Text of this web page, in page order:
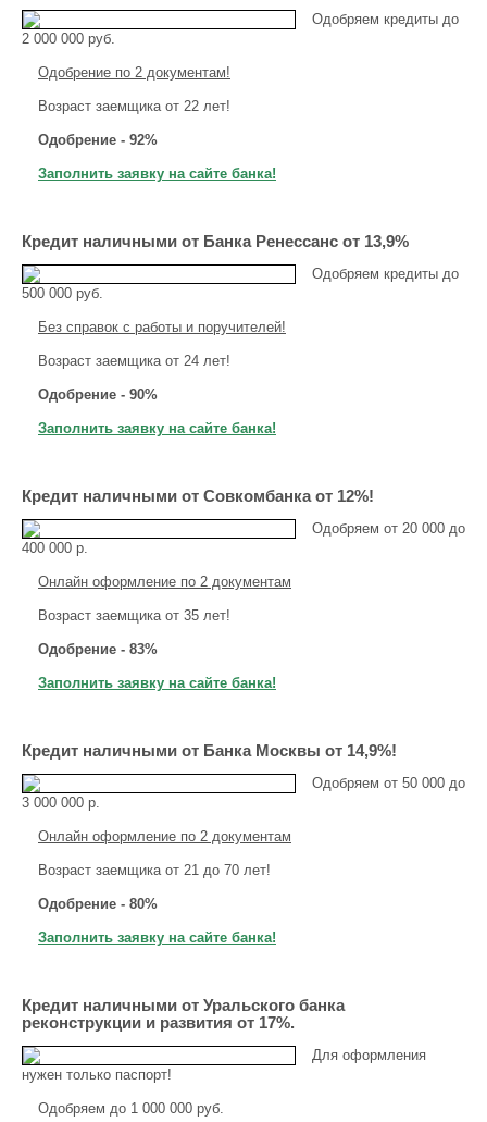
Одобряем кредиты до
2 000 000 руб.
Одобрение по 2 документам!
Возраст заемщика от 22 лет!
Одобрение - 92%
Заполнить заявку на сайте банка!
Кредит наличными от Банка Ренессанс от 13,9%
Одобряем кредиты до
500 000 руб.
Без справок с работы и поручителей!
Возраст заемщика от 24 лет!
Одобрение - 90%
Заполнить заявку на сайте банка!
Кредит наличными от Совкомбанка от 12%!
Одобряем от 20 000 до
400 000 р.
Онлайн оформление по 2 документам
Возраст заемщика от 35 лет!
Одобрение - 83%
Заполнить заявку на сайте банка!
Кредит наличными от Банка Москвы от 14,9%!
Одобряем от 50 000 до
3 000 000 р.
Онлайн оформление по 2 документам
Возраст заемщика от 21 до 70 лет!
Одобрение - 80%
Заполнить заявку на сайте банка!
Кредит наличными от Уральского банка
реконструкции и развития от 17%.
Для оформления
нужен только паспорт!
Одобряем до 1 000 000 руб.